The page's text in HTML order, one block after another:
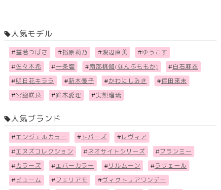
人気モデル
#益若つばさ #指原莉乃 #渡辺直美 #ゆうこす
#佐々木希 #一条響 #南部桃伽(なんぶももか) #白石麻衣
#明日花キララ #新木優子 #かわにしみき #倖田來未
#宮脇咲良 #鈴木愛理 #実熊瑠琉
人気ブランド
#エンジェルカラー # トパーズ # レヴィア
#エヌズコレクション #ネオサイトシリーズ #フランミー
# カラーズ #エバーカラー # リルムーン #ラヴェール
# ビューム #フェリアモ #ヴィクトリアワンデー